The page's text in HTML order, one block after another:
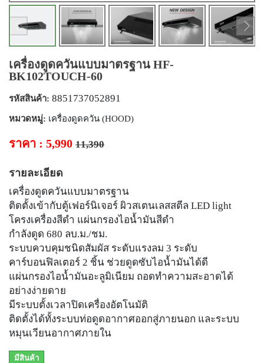
เครื่องดูดควันแบบมาตรฐาน HF-
BK102TOUCH-60
รหัสสินค้า: 8851737052891
หมวดหมู่: เครื่องดูดควัน (HOOD)
ราคา : 5,990 11,390
รายละเอียด
เครื่องดูดควันแบบมาตรฐาน
ติดตั้งเข้ากับตู้เฟอร์นิเจอร์ ผิวสเตนเลสสตีล LED light
โครงเครื่องสีดำ แผ่นกรองไอน้ำมันสีดำ
กำลังดูด 680 ลบ.ม./ชม.
ระบบควบคุมชนิดสัมผัส ระดับแรงลม 3 ระดับ
คาร์บอนฟิลเตอร์ 2 ชิ้น ช่วยดูดซับไอน้ำมันได้ดี
แผ่นกรองไอน้ำมันอะลูมิเนียม ถอดทำความสะอาดได้
อย่างง่ายดาย
มีระบบตั้งเวลาปิดเครื่องอัตโนมัติ
ติดตั้งได้ทั้งระบบท่อดูดอากาศออกสู่ภายนอก และระบบ
หมุนเวียนอากาศภายใน
มีสินค้า